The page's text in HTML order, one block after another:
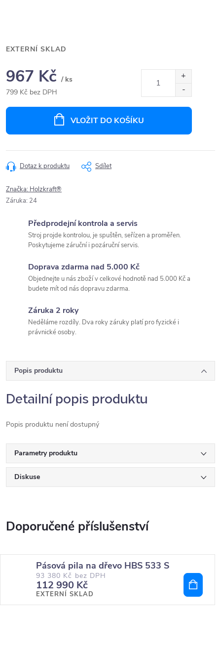
EXTERNÍ SKLAD
967 Kč / ks
799 Kč bez DPH
VLOŽIT DO KOŠÍKU
Dotaz k produktu Sdílet
Značka: Holzkraft®
Záruka: 24
Předprodejní kontrola a servis
Stroj projde kontrolou, je spuštěn, seřízen a proměřen.
Poskytujeme záruční i pozáruční servis.
Doprava zdarma nad 5.000 Kč
Objednejte u nás zboží v celkové hodnotě nad 5.000 Kč a
budete mít od nás dopravu zdarma.
Záruka 2 roky
Neděláme rozdíly. Dva roky záruky platí pro fyzické i
právnické osoby.
Popis produktu
Detailní popis produktu
Popis produktu není dostupný
Parametry produktu
Diskuse
Pásová pila na dřevo HBS 533 S
93 380 Kč bez DPH
112 990 Kč
EXTERNÍ SKLAD